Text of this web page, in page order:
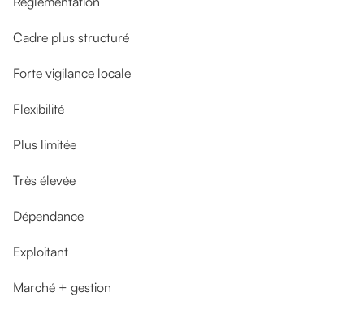
Cadre plus structuré
Forte vigilance locale
Flexibilité
Plus limitée
Très élevée
Dépendance
Exploitant
Marché + gestion